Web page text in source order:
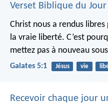
Verset Biblique du Jour
Christ nous a rendus
la vraie liberté. C’est
mettez pas à nouveau
Galates 5:1 Jésus vie
Recevoir chaque jour